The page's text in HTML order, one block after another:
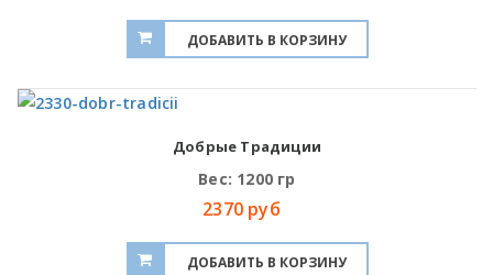
Добрые Традиции
Вес: 1200 гр
2370 руб